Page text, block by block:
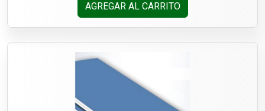
AGREGAR AL CARRITO